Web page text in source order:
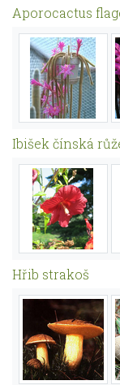
Aporocactus
Ibišek čínská
Hřib strakoš